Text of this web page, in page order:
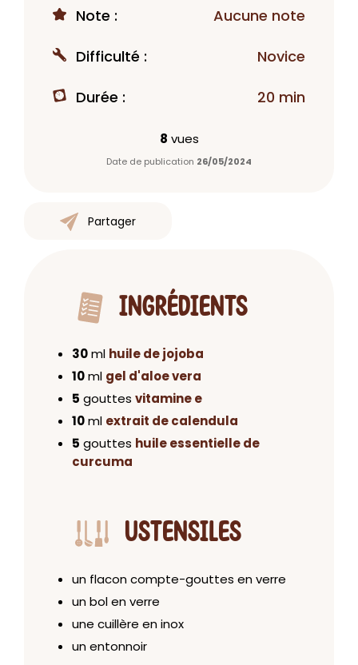
Note : Aucune note
Difficulté : Novice
Durée : 20 min
8 vues
Date de publication 26/05/2024
Partager
INGRÉDIENTS
30ml huile de jojoba
10ml gel d'aloe vera
5 gouttes vitamine e
10ml extrait de calendula
5 gouttes huile essentielle de
curcuma
USTENSILES
un flacon compte-gouttes en verre
un bol en verre
une cuillère en inox
un entonnoir